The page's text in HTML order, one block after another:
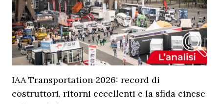
IAA Transportation 2026: record di
costruttori, ritorni eccellenti e la sfida cinese